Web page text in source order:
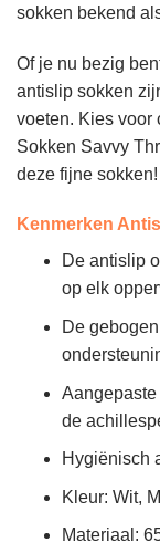
sokken bekend
Of je nu bezig
antislip sokken
voeten. Kies voor
Sokken Savvy
deze fijne sokken!
Kenmerken
De antislip
op elk
De
de
Hygiënisch
Kleur: Wit,
Materiaal: